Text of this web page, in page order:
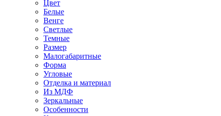
Цвет
Белые
Венге
Светлые
Темные
Размер
Малогабаритные
Форма
Угловые
Отделка и материал
Из МДФ
Зеркальные
Особенности